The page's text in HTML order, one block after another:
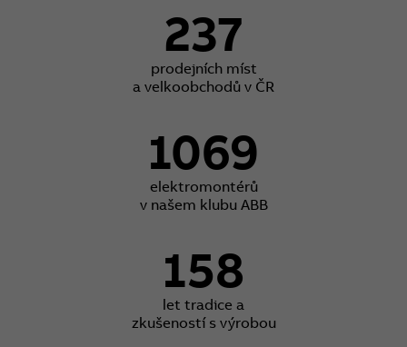
237
prodejních míst
a velkoobchodů v ČR
1069
elektromontérů
v našem klubu ABB
158
let tradice a
zkušeností s výrobou